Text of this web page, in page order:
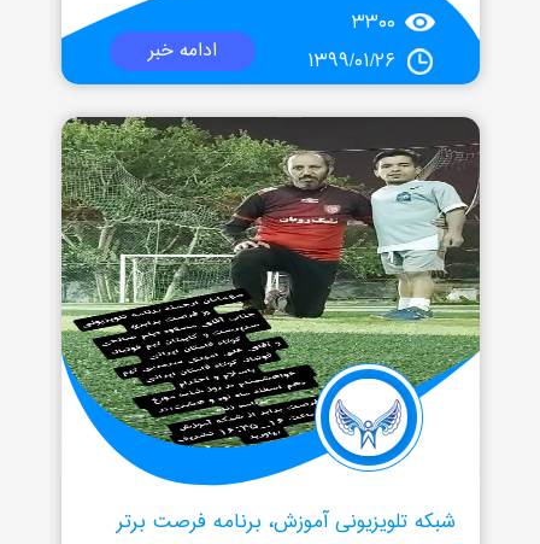
ادامه خبر
۳۳۰۰
۱۳۹۹/۰۱/۲۶
شبکه تلویزیونی آموزش، برنامه فرصت برتر